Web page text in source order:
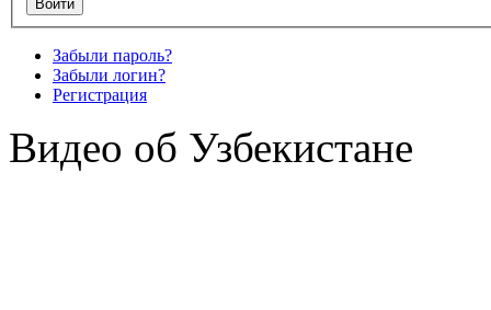
Забыли пароль?
Забыли логин?
Регистрация
Видео об Узбекистане